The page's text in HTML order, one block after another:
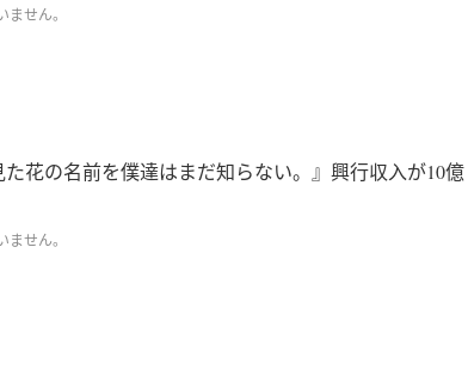
せん。
花の名前を僕達はまだ知らない。』興行収入が10億
せん。